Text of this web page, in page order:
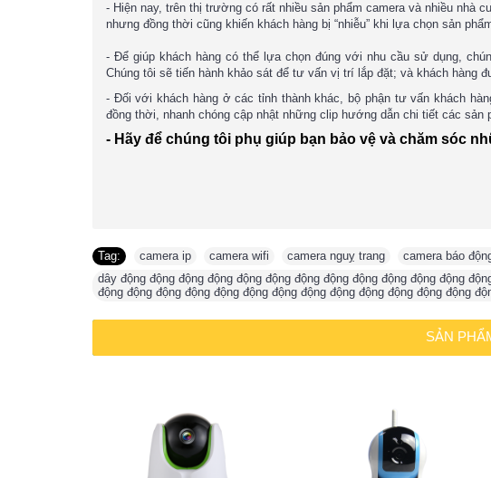
- Hiện nay, trên thị trường có rất nhiều sản phẩm camera và nhiều nhà
nhưng đồng thời cũng khiến khách hàng bị “nhiễu” khi lựa chọn sản
- Để giúp khách hàng có thể lựa chọn đúng với nhu cầu sử dụng,
Chúng tôi sẽ tiến hành khảo sát để tư vấn vị trí lắp đặt; và khách hàng
- Đối với khách hàng ở các tỉnh thành khác, bộ phận tư vấn khách
đồng thời, nhanh chóng cập nhật những clip hướng dẫn chi tiết các sản
- Hãy để chúng tôi phụ giúp bạn bảo vệ và chăm sóc
Tag: camera ip camera wifi camera nguỵ trang camera báo
dây động động động động động động động động động động động động
động động động động động động động động động động động động động
SẢN